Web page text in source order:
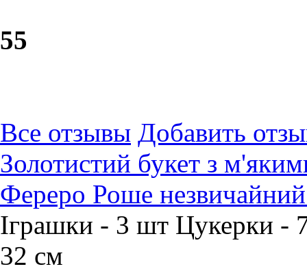
55
Все отзывы Добавить
Золотистий букет з
Фереро Роше незвичайний
Іграшки - 3 шт Цукерки -
32 см